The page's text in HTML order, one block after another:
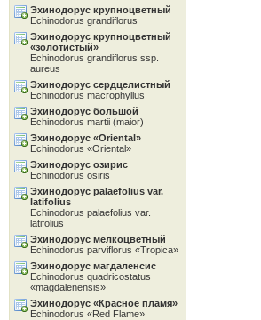
Эхинодорус крупноцветный
Echinodorus grandiflorus
Эхинодорус крупноцветный
«золотистый»
Echinodorus grandiflorus ssp.
aureus
Эхинодорус сердцелистный
Echinodorus macrophyllus
Эхинодорус большой
Echinodorus martii (maior)
Эхинодорус «Oriental»
Echinodorus «Oriental»
Эхинодорус озирис
Echinodorus osiris
Эхинодорус palaefolius var.
latifolius
Echinodorus palaefolius var.
latifolius
Эхинодорус мелкоцветный
Echinodorus parviflorus «Tropica»
Эхинодорус магдаленсис
Echinodorus quadricostatus
«magdalenensis»
Эхинодорус «Красное пламя»
Echinodorus «Red Flame»